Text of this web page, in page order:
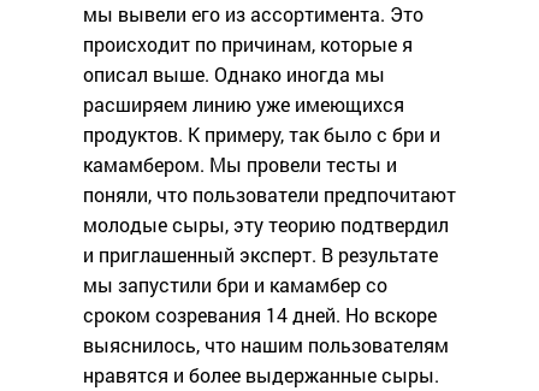
мы вывели его из ассортимента. Это
происходит по причинам, которые я
описал выше. Однако иногда мы
расширяем линию уже имеющихся
продуктов. К примеру, так было с бри и
камамбером. Мы провели тесты и
поняли, что пользователи предпочитают
молодые сыры, эту теорию подтвердил
и приглашенный эксперт. В результате
мы запустили бри и камамбер со
сроком созревания 14 дней. Но вскоре
выяснилось, что нашим пользователям
нравятся и более выдержанные сыры.